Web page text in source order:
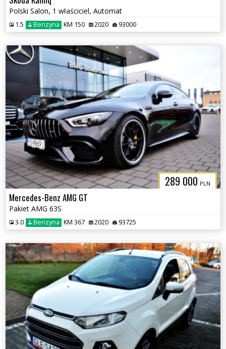
Polski Salon, 1 właściciel, Automat
1.5 Benzyna KM 150 2020 93000
289 000 PLN
Mercedes-Benz AMG GT
Pakiet AMG 63S
3.0 Benzyna KM 367 2020 93725